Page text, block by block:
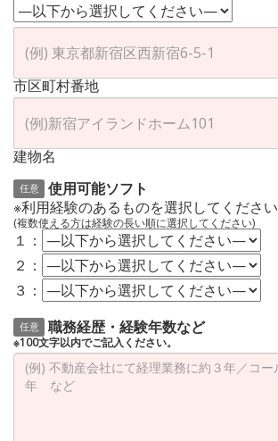
市区町村番地
建物名
任意
使用可能ソフト
※利用経験のあるものを選択してください
(複数使える方は経験の長い順に選択してください)
１：
２：
３：
任意 職務経歴・経験年数など
※100文字以内でご記入ください。